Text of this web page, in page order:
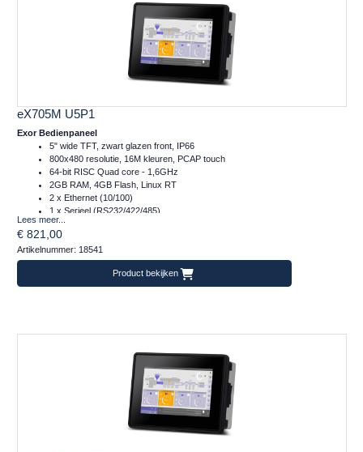
eX705M U5P1
Exor Bedienpaneel
5" wide TFT, zwart glazen front, IP66
800x480 resolutie, 16M kleuren, PCAP touch
64-bit RISC Quad core - 1,6GHz
2GB RAM, 4GB Flash, Linux RT
2 x Ethernet (10/100)
1 x Serieel (RS232/422/485)
1 x Plug-in, 1 x USB, 1 x SD
Temperatuur inzetbereik: -20..+60°C
Frontafmeting: 147x107 (mm)
Lees meer...
€ 821,00
Artikelnummer: 18541
Product bekijken